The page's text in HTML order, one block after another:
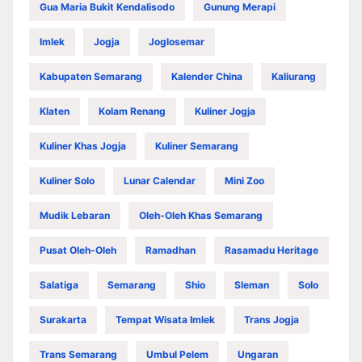
Gua Maria Bukit Kendalisodo Gunung Merapi
Imlek Jogja Joglosemar
Kabupaten Semarang Kalender China Kaliurang
Klaten Kolam Renang Kuliner Jogja
Kuliner Khas Jogja Kuliner Semarang
Kuliner Solo Lunar Calendar Mini Zoo
Mudik Lebaran Oleh-Oleh Khas Semarang
Pusat Oleh-Oleh Ramadhan Rasamadu Heritage
Salatiga Semarang Shio Sleman Solo
Surakarta Tempat Wisata Imlek Trans Jogja
Trans Semarang Umbul Pelem Ungaran